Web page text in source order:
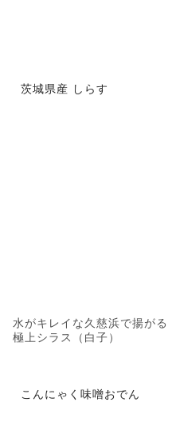
茨城県産 しらす
水がキレイな久慈浜で揚がる
極上シラス（白子）
こんにゃく味噌おでん